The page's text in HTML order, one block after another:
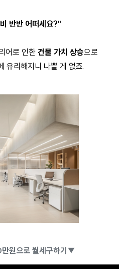
반반 어떠세요?"
어로 인한 건물 가치 상승으로
유리해지니 나쁠 게 없죠.
원으로 월세구하기▼